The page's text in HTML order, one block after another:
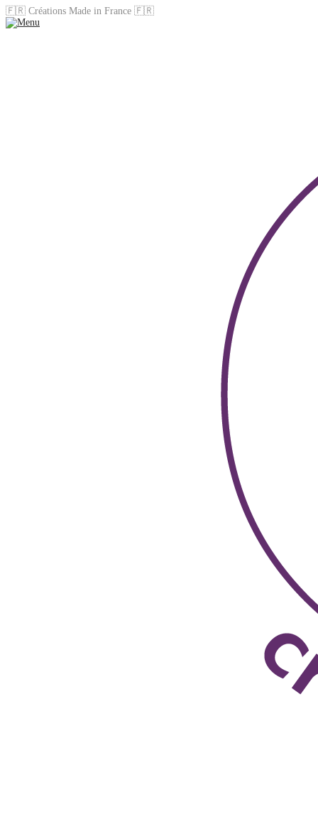
🇫🇷 Créations Made in France 🇫🇷